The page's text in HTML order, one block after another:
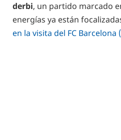
derbi, un partido marcado
energías ya están
en la visita del FC Barcelona